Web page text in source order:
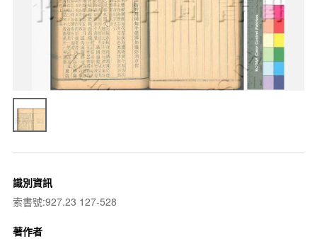
識別資訊
索書號:927.23 127-528
著作者